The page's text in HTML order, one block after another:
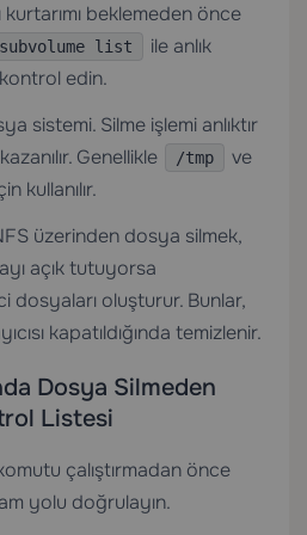
kurtarımı beklemeden önce
list
ile anlık
kontrol edin.
sistemi. Silme işlemi anlıktır
Genellikle
/tmp
ve
kullanılır.
üzerinden dosya silmek,
açık tutuyorsa
dosyaları oluşturur. Bunlar,
kapatıldığında temizlenir.
Dosya Silmeden
Listesi
çalıştırmadan önce
yolu doğrulayın.